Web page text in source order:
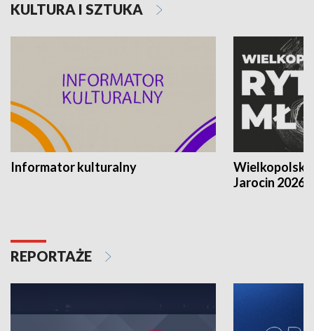
KULTURA I SZTUKA
Informator kulturalny
Jarocin 2026
REPORTAŻE